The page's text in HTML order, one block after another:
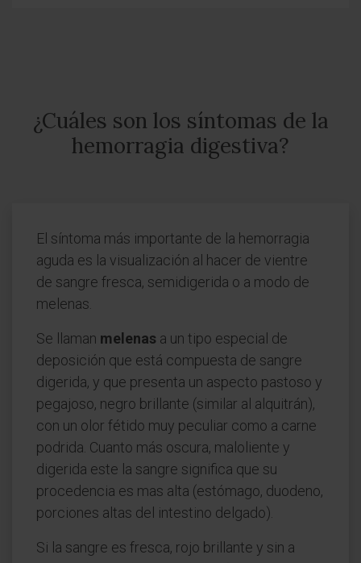
¿Cuáles son los síntomas de la
hemorragia digestiva?
El síntoma más importante de la hemorragia
aguda es la visualización al hacer de vientre
de sangre fresca, semidigerida o a modo de
melenas.
Se llaman melenas a un tipo especial de
deposición que está compuesta de sangre
digerida, y que presenta un aspecto pastoso y
pegajoso, negro brillante (similar al alquitrán),
con un olor fétido muy peculiar como a carne
podrida. Cuanto más oscura, maloliente y
digerida este la sangre significa que su
procedencia es mas alta (estómago, duodeno,
porciones altas del intestino delgado).
Si la sangre es fresca, rojo brillante y sin a